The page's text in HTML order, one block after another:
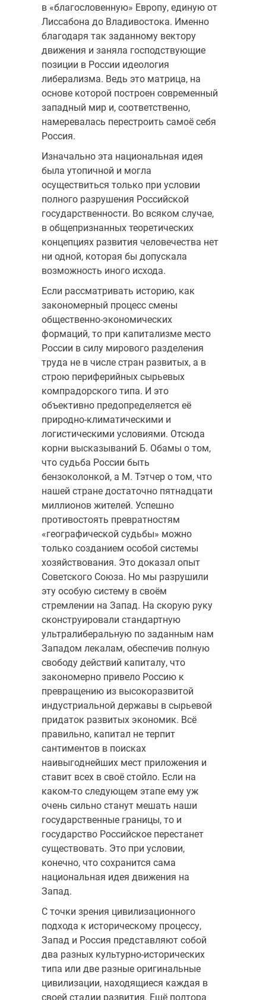
в «благословенную» Европу, единую от
Лиссабона до Владивостока. Именно
благодаря так заданному вектору
движения и заняла господствующие
позиции в России идеология
либерализма. Ведь это матрица, на
основе которой построен современный
западный мир и, соответственно,
намеревалась перестроить самоё себя
Россия.
Изначально эта национальная идея
была утопичной и могла
осуществиться только при условии
полного разрушения Российской
государственности. Во всяком случае,
в общепризнанных теоретических
концепциях развития человечества нет
ни одной, которая бы допускала
возможность иного исхода.
Если рассматривать историю, как
закономерный процесс смены
общественно-экономических
формаций, то при капитализме место
России в силу мирового разделения
труда не в числе стран развитых, а в
строю периферийных сырьевых
компрадорского типа. И это
объективно предопределяется её
природно-климатическими и
логистическими условиями. Отсюда
корни высказываний Б. Обамы о том,
что судьба России быть
бензоколонкой, а М. Тэтчер о том, что
нашей стране достаточно пятнадцати
миллионов жителей. Успешно
противостоять превратностям
«географической судьбы» можно
только созданием особой системы
хозяйствования. Это доказал опыт
Советского Союза. Но мы разрушили
эту особую систему в своём
стремлении на Запад. На скорую руку
сконструировали стандартную
ультралиберальную по заданным нам
Западом лекалам, обеспечив полную
свободу действий капиталу, что
закономерно привело Россию к
превращению из высокоразвитой
индустриальной державы в сырьевой
придаток развитых экономик. Всё
правильно, капитал не терпит
сантиментов в поисках
наивыгоднейших мест приложения и
ставит всех в своё стойло. Если на
каком-то следующем этапе ему уж
очень сильно станут мешать наши
государственные границы, то и
государство Российское перестанет
существовать. Это при условии,
конечно, что сохранится сама
национальная идея движения на
Запад.
С точки зрения цивилизационного
подхода к историческому процессу,
Запад и Россия представляют собой
два разных культурно-исторических
типа или две разные оригинальные
цивилизации, находящиеся каждая в
своей стадии развития. Ещё полтора